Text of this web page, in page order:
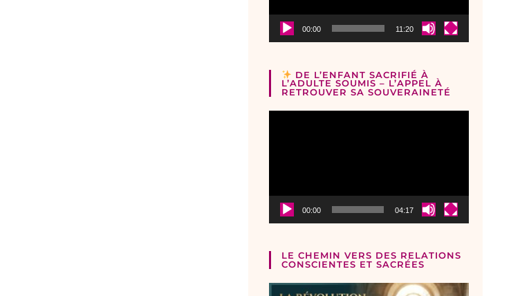
00:00 11:20
DE L’ENFANT SACRIFIÉ À
L’ADULTE SOUMIS – L’APPEL À
RETROUVER SA SOUVERAINETÉ
00:00 04:17
LE CHEMIN VERS DES RELATIONS
CONSCIENTES ET SACRÉES